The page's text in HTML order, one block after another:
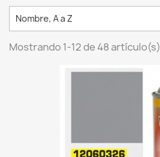
Nombre, A a Z
Mostrando 1-12 de 48 artículo(s)